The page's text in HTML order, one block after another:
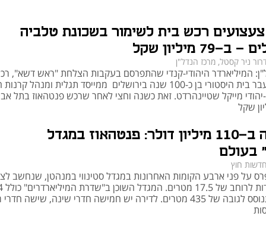
ובסביבה
: יש לבדוק האם קיימות תוכניות להרחבה
: חשוב לבדוק את רמת הגימור, סוג החומרים בהם
נעשה שימוש, ועמידותם לאורך זמן. מומלץ להיעזר במהנדס או שמאי שיבחן את
והמערכות הטכניות בדירה.
לתנאי מזג האוויר. בידוד תרמי נכון יספק נוחות וחיסכון באנרגיה, ובידוד אקוסטי
שכנים.
שעבודים על הנכס, ושהשטחים הצמודים – כמו מרפסות וחניות – מופיעים
: יש לבדוק את הגמישות לתכנונים עתידיים –
צעצועים רכש בית לשימור בשכונת טלביה
79 מיליון שקל
ניר קסטל, מרכז הנדל"ן
המיליארדר היהודי-קנדי שהתפרסם בעקבות הצלחת "ראש דשא",
בחודש שעבר בית היסטורי בן כ-100 שנה בירושלים ממייסד תגלית ומנהל
יהודי מייקל שטיינהרדט. זאת כשנה וחצי לאחר שרכש פנטהאוז בתל
למכירה ב-110 מיליון דולר: פנטהאוז במגדל
בעולם
חדשות חוץ
על פני ארבע הקומות האחרונות במגדל סטינווי במנהטן, שנחשב
בעולם הודות
קומות ומתנוסס לגובה של 435 מטרים. לדירה יש חמישה חדרי שינה, שישה